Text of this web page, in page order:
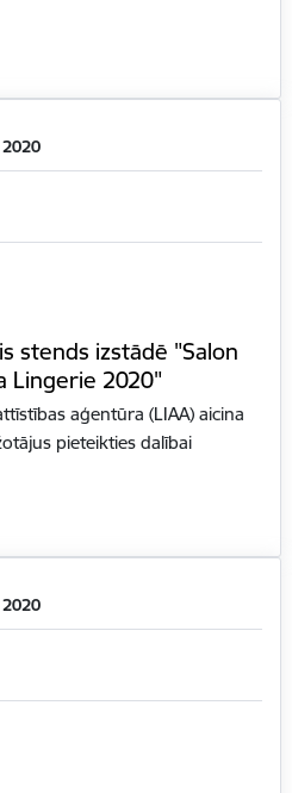
stends izstādē "Salon
Lingerie 2020"
aģentūra (LIAA) aicina
pieteikties dalībai